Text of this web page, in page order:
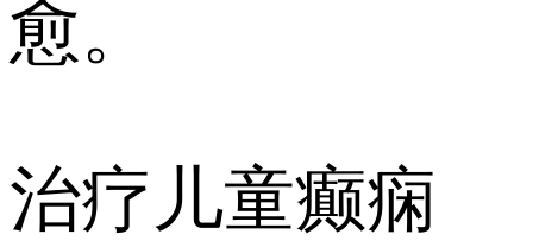
愈。
治疗儿童癫痫